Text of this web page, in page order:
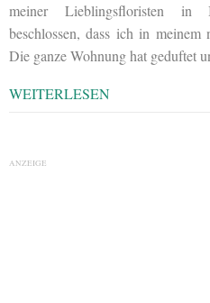
meiner Lieblingsfloristen in
beschlossen, dass ich in
Die ganze Wohnung hat geduftet
WEITERLESEN
ANZEIGE